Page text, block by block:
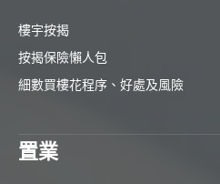
樓宇按揭
按揭保險懶人包
細數買樓花程序、好處及風險
置業